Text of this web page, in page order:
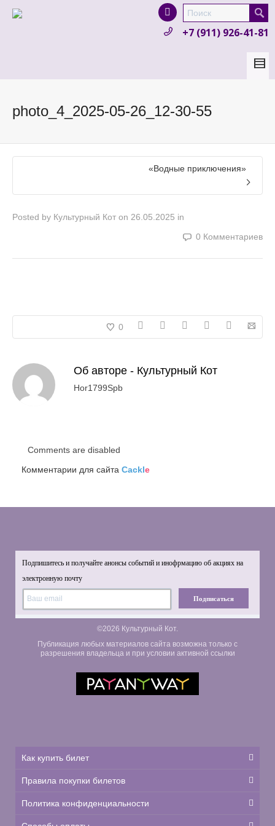
product in a size size .
colour items.
+7 (911) 926-41-81
photo_4_2025-05-26_12-30-55
«Водные приключения»
Posted by Культурный Кот on 26.05.2025 in
0 Комментариев
0
Об авторе - Культурный Кот
Hor1799Spb
Comments are disabled
Комментарии для сайта Cackle
Подпишитесь и получайте анонсы событий и инофрмацию об акциях на
электронную почту
Подписаться
©2026 Культурный Кот.
Публикация любых материалов сайта возможна только с
разрешения владельца и при условии активной ссылки
Как купить билет
Правила покупки билетов
Политика конфиденциальности